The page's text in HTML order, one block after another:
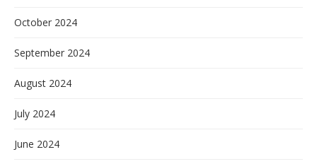
October 2024
September 2024
August 2024
July 2024
June 2024